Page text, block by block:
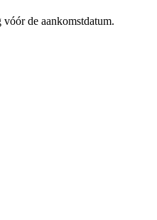
de aankomstdatum.